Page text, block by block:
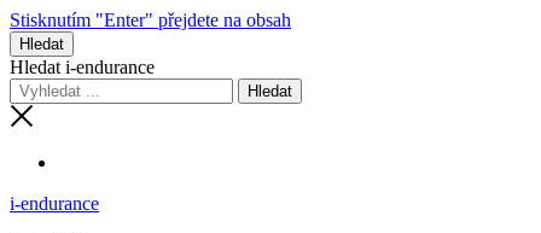
Stisknutím "Enter" přejdete na obsah
Hledat
Hledat i-endurance
i-endurance